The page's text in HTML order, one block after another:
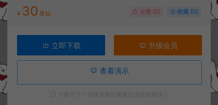
¥ 30 星钻 点赞 (0) 收藏 (0)
立即下载 升级会员
查看演示